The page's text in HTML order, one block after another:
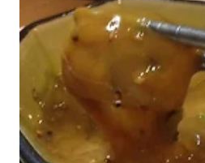
치킨버거인데, 햄버거 빵 대신에 라면을 삶아
터넷에 예전부터 레시피가 있었다고 하던데,
어본 시식기 동영상인데, 참고해 보시기 바라
는데, 면을 먹어보니 면..